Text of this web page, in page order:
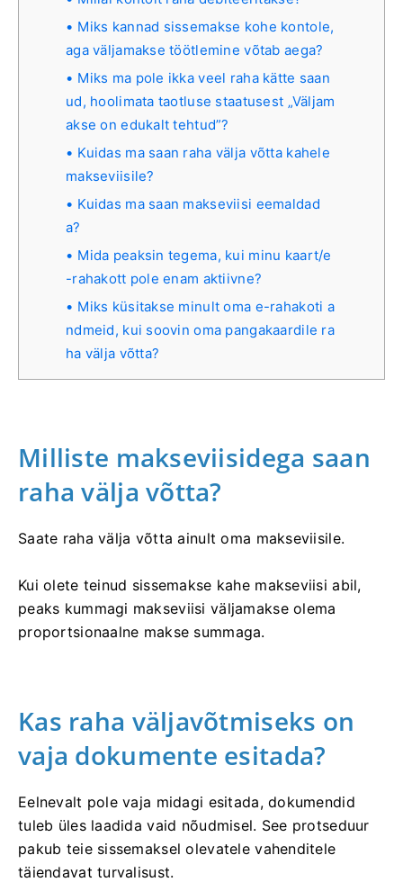
Miks kannad sissemakse kohe kontole,
aga väljamakse töötlemine võtab aega?
Miks ma pole ikka veel raha kätte saan
ud, hoolimata taotluse staatusest „Väljam
akse on edukalt tehtud”?
Kuidas ma saan raha välja võtta kahele
makseviisile?
Kuidas ma saan makseviisi eemaldad
a?
Mida peaksin tegema, kui minu kaart/e
-rahakott pole enam aktiivne?
Miks küsitakse minult oma e-rahakoti a
ndmeid, kui soovin oma pangakaardile ra
ha välja võtta?
Milliste makseviisidega saan
raha välja võtta?
Saate raha välja võtta ainult oma makseviisile.
Kui olete teinud sissemakse kahe makseviisi abil,
peaks kummagi makseviisi väljamakse olema
proportsionaalne makse summaga.
Kas raha väljavõtmiseks on
vaja dokumente esitada?
Eelnevalt pole vaja midagi esitada, dokumendid
tuleb üles laadida vaid nõudmisel. See protseduur
pakub teie sissemaksel olevatele vahenditele
täiendavat turvalisust.